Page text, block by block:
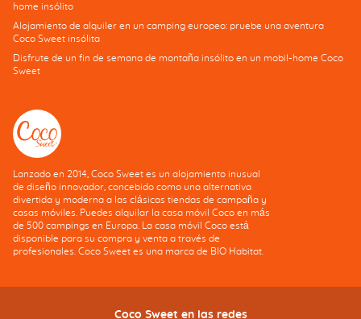
home insólito
Alojamiento de alquiler en un camping europeo: pruebe una aventura
Coco Sweet insólita
Disfrute de un fin de semana de montaña insólito en un mobil-home Coco
Sweet
Lanzado en 2014, Coco Sweet es un alojamiento inusual
de diseño innovador, concebido como una alternativa
divertida y moderna a las clásicas tiendas de campaña y
casas móviles. Puedes alquilar la casa móvil Coco en más
de 500 campings en Europa. La casa móvil Coco está
disponible para su compra y venta a través de
profesionales. Coco Sweet es una marca de BIO Habitat.
Coco Sweet en las redes